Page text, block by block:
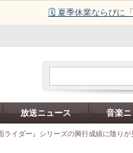
🗓️ 夏季休業ならびに
放送ニュース 音楽
ライダー』シリーズの興行成績に陰り